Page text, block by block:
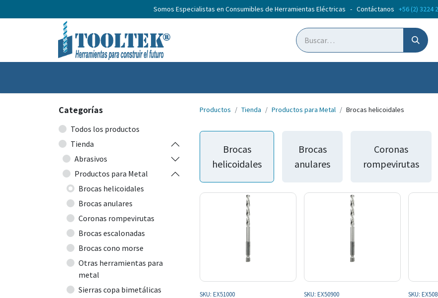
Somos Especialistas en Consumibles de Herramientas Eléctricas - Contáctanos +56 (2) 3224
Categorías
Todos los productos
Tienda
Abrasivos
Productos para Metal
Brocas helicoidales
Brocas anulares
Coronas rompevirutas
Brocas escalonadas
Brocas cono morse
Otras herramientas para
metal
Sierras copa bimetálicas
Productos Tienda Productos para Metal Brocas helicoidales
Brocas
helicoidales
Brocas
anulares
Coronas
rompevirutas
SKU: EX51000 SKU: EX50900 SKU: